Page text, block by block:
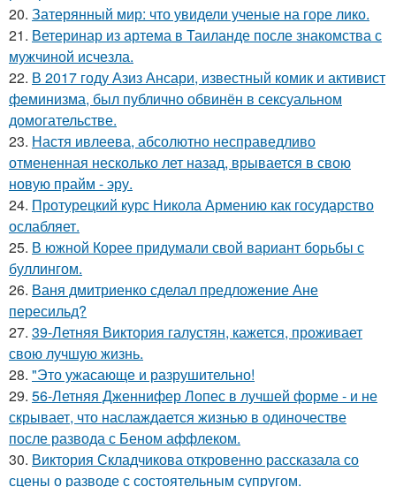
20. Затерянный мир: что увидели ученые на горе лико.
21. Ветеринар из артема в Таиланде после знакомства с
мужчиной исчезла.
22. В 2017 году Азиз Ансари, известный комик и активист
феминизма, был публично обвинён в сексуальном
домогательстве.
23. Настя ивлеева, абсолютно несправедливо
отмененная несколько лет назад, врывается в свою
новую прайм - эру.
24. Протурецкий курс Никола Армению как государство
ослабляет.
25. В южной Корее придумали свой вариант борьбы с
буллингом.
26. Ваня дмитриенко сделал предложение Ане
пересильд?
27. 39-Летняя Виктория галустян, кажется, проживает
свою лучшую жизнь.
28. "Это ужасающе и разрушительно!
29. 56-Летняя Дженнифер Лопес в лучшей форме - и не
скрывает, что наслаждается жизнью в одиночестве
после развода с Беном аффлеком.
30. Виктория Складчикова откровенно рассказала со
сцены о разводе с состоятельным супругом.